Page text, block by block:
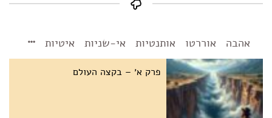
אהבה אוררטו אותנטיות אי-שניות איטיות
פרק א׳ – בקצה העולם